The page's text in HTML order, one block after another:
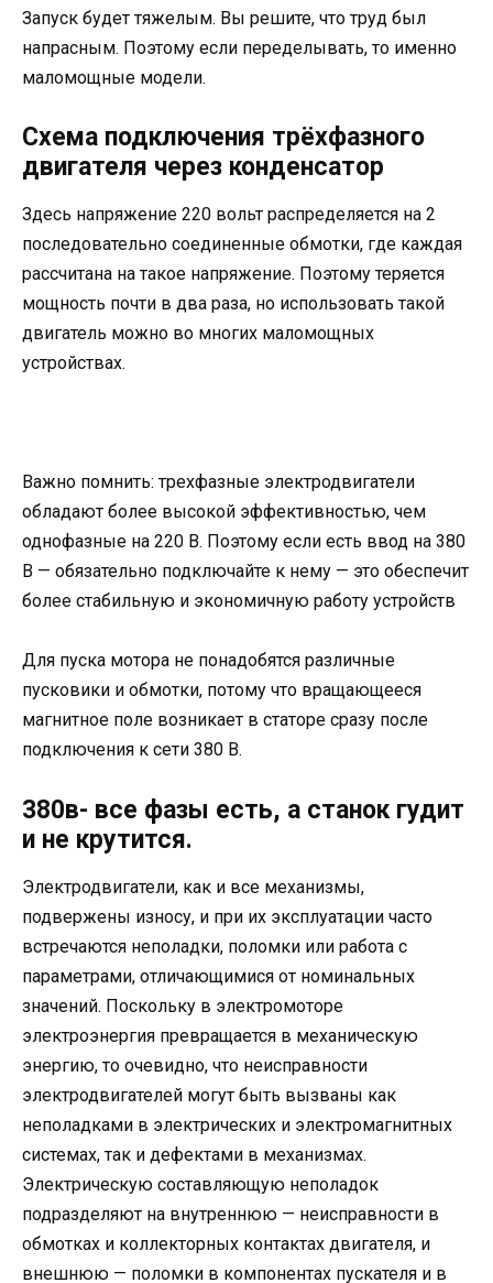
Запуск будет тяжелым. Вы решите, что труд был
напрасным. Поэтому если переделывать, то именно
маломощные модели.
Схема подключения трёхфазного
двигателя через конденсатор
Здесь напряжение 220 вольт распределяется на 2
последовательно соединенные обмотки, где каждая
рассчитана на такое напряжение. Поэтому теряется
мощность почти в два раза, но использовать такой
двигатель можно во многих маломощных
устройствах.
Важно помнить: трехфазные электродвигатели
обладают более высокой эффективностью, чем
однофазные на 220 В. Поэтому если есть ввод на 380
В — обязательно подключайте к нему — это обеспечит
более стабильную и экономичную работу устройств
Для пуска мотора не понадобятся различные
пусковики и обмотки, потому что вращающееся
магнитное поле возникает в статоре сразу после
подключения к сети 380 В.
380в- все фазы есть, а станок гудит
и не крутится.
Электродвигатели, как и все механизмы,
подвержены износу, и при их эксплуатации часто
встречаются неполадки, поломки или работа с
параметрами, отличающимися от номинальных
значений. Поскольку в электромоторе
электроэнергия превращается в механическую
энергию, то очевидно, что неисправности
электродвигателей могут быть вызваны как
неполадками в электрических и электромагнитных
системах, так и дефектами в механизмах.
Электрическую составляющую неполадок
подразделяют на внутреннюю — неисправности в
обмотках и коллекторных контактах двигателя, и
внешнюю — поломки в компонентах пускателя и в